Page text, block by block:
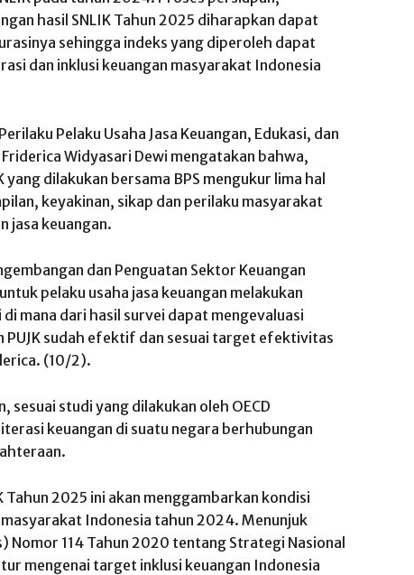
hasil SNLIK Tahun 2025 diharapkan dapat
sehingga indeks yang diperoleh dapat
dan inklusi keuangan masyarakat Indonesia
Pelaku Usaha Jasa Keuangan, Edukasi, dan
Friderica Widyasari Dewi mengatakan bahwa,
yang dilakukan bersama BPS mengukur lima hal
keyakinan, sikap dan perilaku masyarakat
jasa keuangan.
dan Penguatan Sektor Keuangan
pelaku usaha jasa keuangan melakukan
mana dari hasil survei dapat mengevaluasi
PUJK sudah efektif dan sesuai target efektivitas
(10/2).
sesuai studi yang dilakukan oleh OECD
keuangan di suatu negara berhubungan
Tahun 2025 ini akan menggambarkan kondisi
Indonesia tahun 2024. Menunjuk
Nomor 114 Tahun 2020 tentang Strategi Nasional
mengenai target inklusi keuangan Indonesia